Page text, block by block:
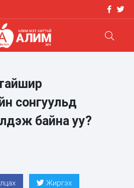
сонгуульд
байна уу?
Жиргэх